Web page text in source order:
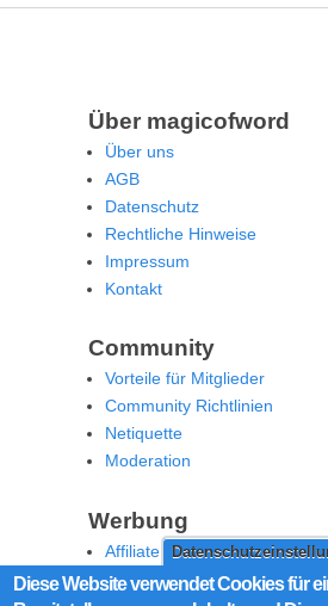
Diese Website verwendet Cookies für
Über magicofword
Über uns
AGB
Datenschutz
Rechtliche Hinweise
Impressum
Kontakt
Community
Vorteile für Mitglieder
Community Richtlinien
Netiquette
Moderation
Werbung
Affiliate Offenlegung
Werben Sie auf MoW